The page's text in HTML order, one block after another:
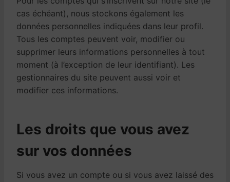
cas échéant), nous stockons également les
données personnelles indiquées dans leur profil.
Tous les comptes peuvent voir, modifier ou
supprimer leurs informations personnelles à tout
moment (à l’exception de leur identifiant). Les
gestionnaires du site peuvent aussi voir et
modifier ces informations.
Les droits que vous avez
sur vos données
Si vous avez un compte ou si vous avez laissé des